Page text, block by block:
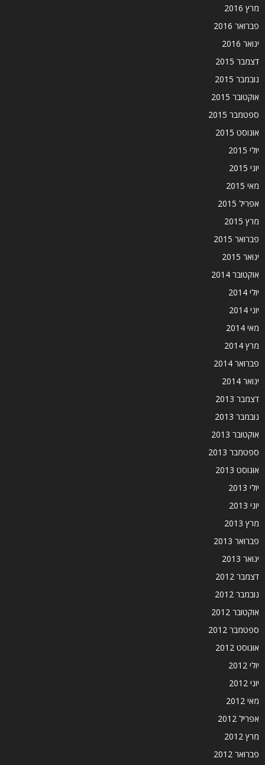
מרץ 2016
פברואר 2016
ינואר 2016
דצמבר 2015
נובמבר 2015
אוקטובר 2015
ספטמבר 2015
אוגוסט 2015
יולי 2015
יוני 2015
מאי 2015
אפריל 2015
מרץ 2015
פברואר 2015
ינואר 2015
אוקטובר 2014
יולי 2014
יוני 2014
מאי 2014
מרץ 2014
פברואר 2014
ינואר 2014
דצמבר 2013
נובמבר 2013
אוקטובר 2013
ספטמבר 2013
אוגוסט 2013
יולי 2013
יוני 2013
מרץ 2013
פברואר 2013
ינואר 2013
דצמבר 2012
נובמבר 2012
אוקטובר 2012
ספטמבר 2012
אוגוסט 2012
יולי 2012
יוני 2012
מאי 2012
אפריל 2012
מרץ 2012
פברואר 2012